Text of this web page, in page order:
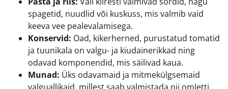
spagetid, nuudlid või kuskuss, mis valmib vaid
keeva vee pealevalamisega.
Konservid: Oad, kikerherned, purustatud tomatid
ja tuunikala on valgu- ja kiudainerikkad ning
odavad komponendid, mis säilivad kaua.
Munad: Üks odavamaid ja mitmekülgsemaid